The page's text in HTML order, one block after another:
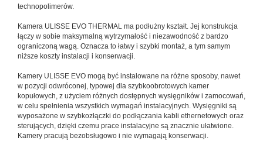
technopolimerów.
Kamera ULISSE EVO THERMAL ma podłużny kształt. Jej konstrukcja
łączy w sobie maksymalną wytrzymałość i niezawodność z bardzo
ograniczoną wagą. Oznacza to łatwy i szybki montaż, a tym samym
niższe koszty instalacji i konserwacji.
Kamery ULISSE EVO mogą być instalowane na różne sposoby, nawet
w pozycji odwróconej, typowej dla szybkoobrotowych kamer
kopułowych, z użyciem różnych dostępnych wysięgników i zamocowań,
w celu spełnienia wszystkich wymagań instalacyjnych. Wysięgniki są
wyposażone w szybkozłączki do podłączania kabli ethernetowych oraz
sterujących, dzięki czemu prace instalacyjne są znacznie ułatwione.
Kamery pracują bezobsługowo i nie wymagają konserwacji.